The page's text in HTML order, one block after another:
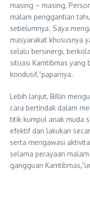
masing – masing,
malam penggantian
sebelumnya. Saya
masyarakat khususnya
selalu bersinergi,
situasi Kamtibmas yang
kondusif,”paparnya.
Lebih lanjut, Billin
cara bertindak dalam
titik kumpul anak muda
efektif dan lakukan
serta mengawasi
selama perayaan
gangguan